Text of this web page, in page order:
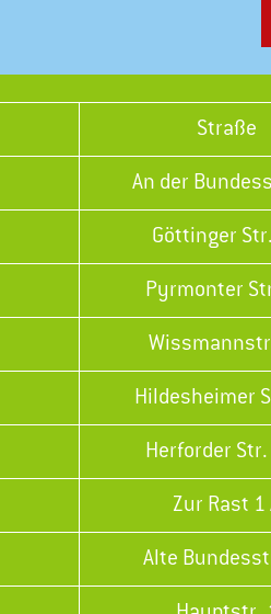
Straße
An der
Göttinger
Pyrmonter
Hildesheimer
Herforder
Zur Rast 1
Alte